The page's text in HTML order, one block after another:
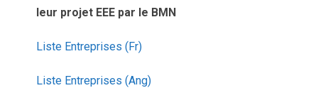
leur projet EEE par le BMN
Liste Entreprises (Fr)
Liste Entreprises (Ang)